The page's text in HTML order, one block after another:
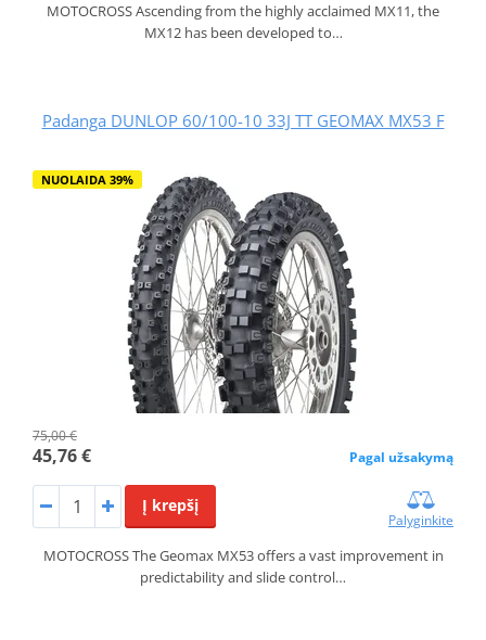
MOTOCROSS Ascending from the highly acclaimed MX11, the
MX12 has been developed to…
Padanga DUNLOP 60/100-10 33J TT GEOMAX MX53 F
NUOLAIDA 39%
75,00 €
45,76 € Pagal užsakymą
Į krepšį
Palyginkite
MOTOCROSS The Geomax MX53 offers a vast improvement in
predictability and slide control…